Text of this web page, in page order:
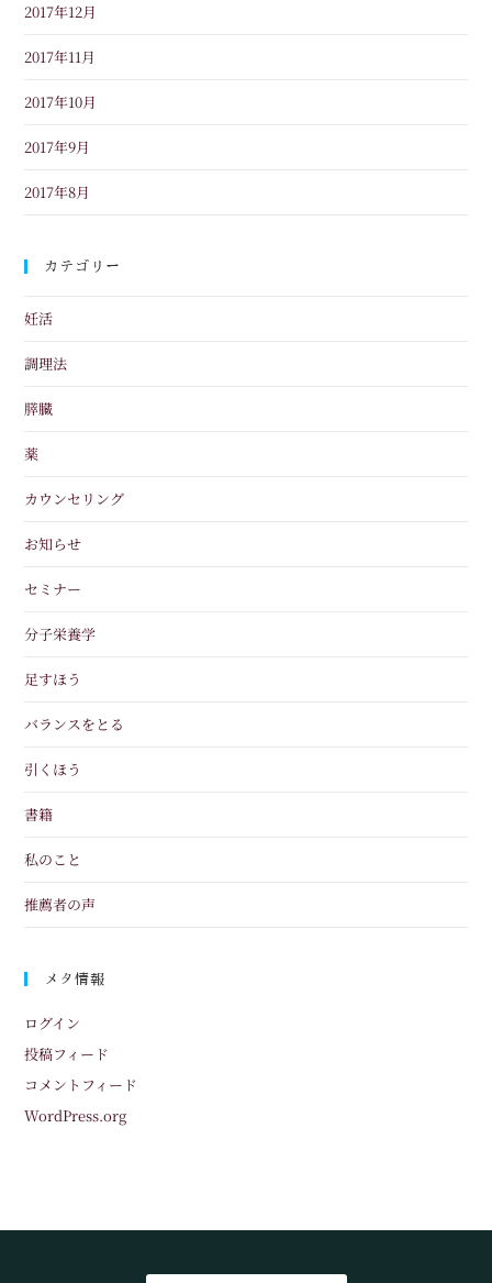
2017年12月
2017年11月
2017年10月
2017年9月
2017年8月
カテゴリー
妊活
調理法
膵臓
薬
カウンセリング
お知らせ
セミナー
分子栄養学
足すほう
バランスをとる
引くほう
書籍
私のこと
推薦者の声
メタ情報
ログイン
投稿フィード
コメントフィード
WordPress.org